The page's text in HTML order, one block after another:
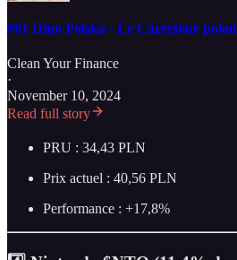
#61 Dino Polska - Le Carrefour
Clean Your Finance
·
November 10, 2024
Read full story
PRU : 34,43 PLN
Prix actuel : 40,56 PLN
Performance : +17,8%